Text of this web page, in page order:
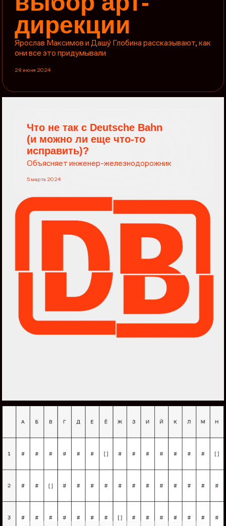
дирекции
Ярослав Максимов и Дашý Глобина рассказывают, как
они все это придумывали
28 июня 2024
Что не так с Deutsche Bahn
(и можно ли еще что-то
исправить)?
Объясняет инженер-железнодорожник
5 марта 2024